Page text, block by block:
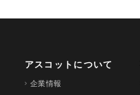
アスコットについて
企業情報